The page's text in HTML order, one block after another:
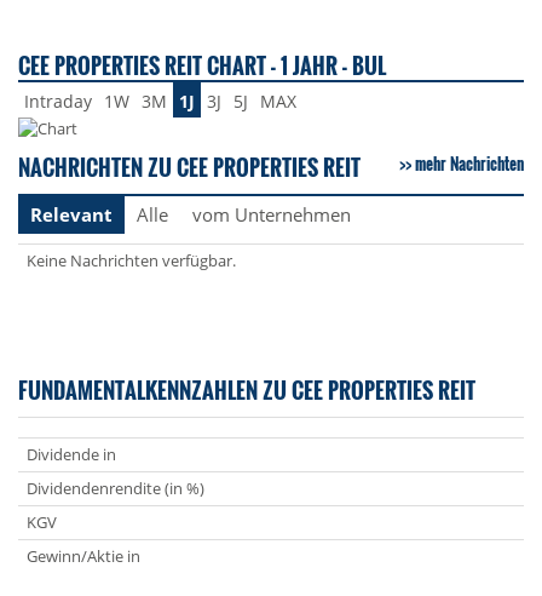
CEE PROPERTIES REIT CHART - 1 JAHR - BUL
Intraday 1W 3M 1J 3J 5J MAX
NACHRICHTEN ZU CEE PROPERTIES REIT mehr Nachrichten
Relevant Alle vom Unternehmen
Keine Nachrichten verfügbar.
FUNDAMENTALKENNZAHLEN ZU CEE PROPERTIES REIT
Dividende in
Dividendenrendite (in %)
KGV
Gewinn/Aktie in